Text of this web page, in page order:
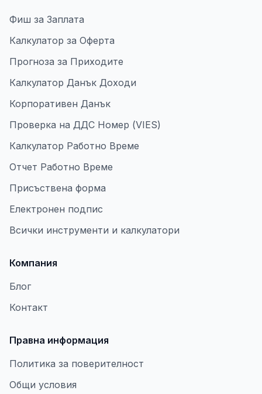
Фиш за Заплата
Калкулатор за Оферта
Прогноза за Приходите
Калкулатор Данък Доходи
Корпоративен Данък
Проверка на ДДС Номер (VIES)
Калкулатор Работно Време
Отчет Работно Време
Присъствена форма
Електронен подпис
Всички инструменти и калкулатори
Компания
Блог
Контакт
Правна информация
Политика за поверителност
Общи условия